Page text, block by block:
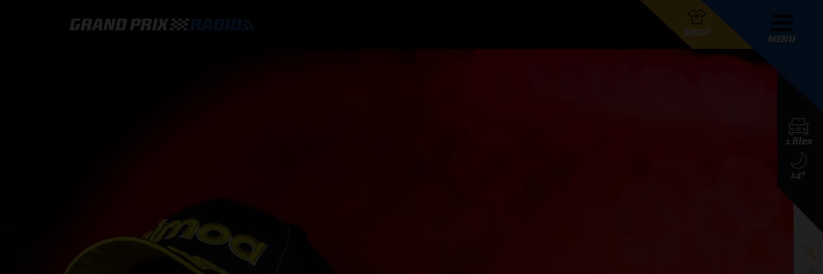
SHOP
MENU
1 files
14°
PROGRAMMERING
COMMENTATOREN